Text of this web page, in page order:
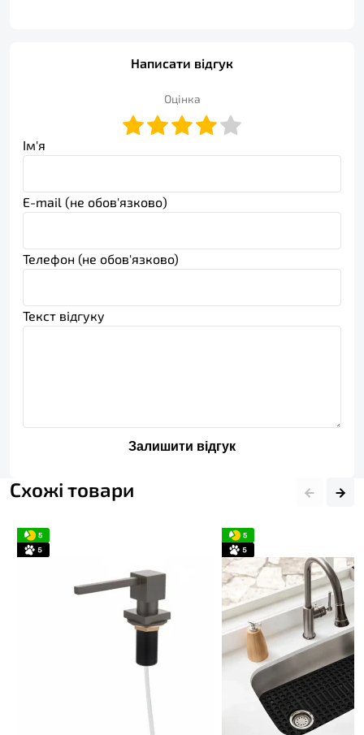
Написати відгук
Оцінка
Ім'я
E-mail (не обов'язково)
Телефон (не обов'язково)
Текст відгуку
Залишити відгук
Схожі товари